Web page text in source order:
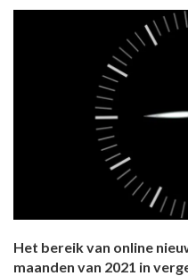
Het bereik van online
maanden van 2021 in